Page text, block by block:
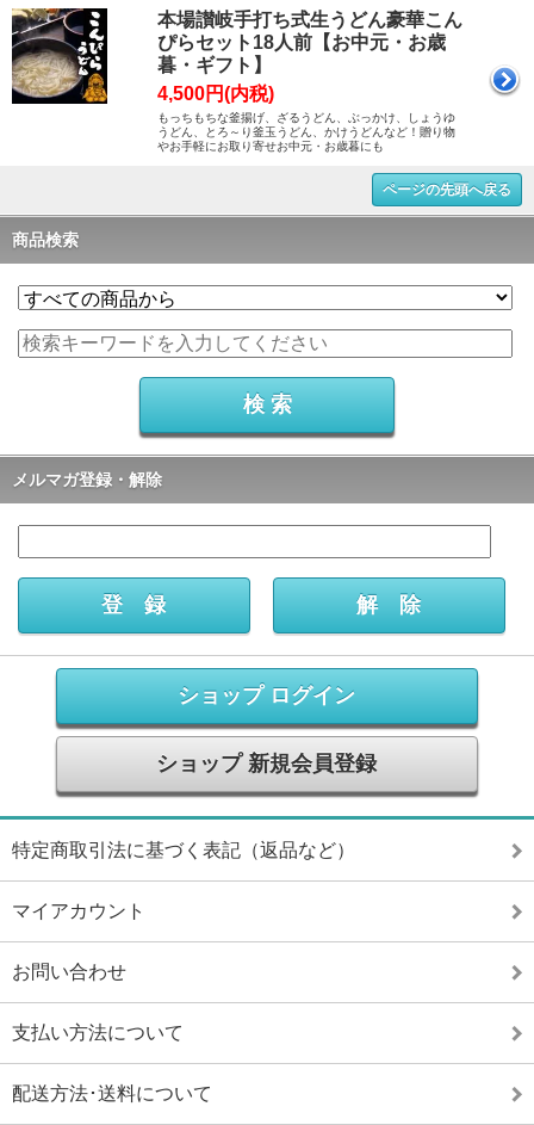
本場讃岐手打ち式生うどん豪華こん
ぴらセット18人前【お中元・お歳
暮・ギフト】
4,500円(内税)
もっちもちな釜揚げ、ざるうどん、ぶっかけ、しょうゆ
うどん、とろ～り釜玉うどん、かけうどんなど！贈り物
やお手軽にお取り寄せお中元・お歳暮にも
ページの先頭へ戻る
商品検索
メルマガ登録・解除
ショップ ログイン
ショップ 新規会員登録
特定商取引法に基づく表記（返品など）
マイアカウント
お問い合わせ
支払い方法について
配送方法･送料について